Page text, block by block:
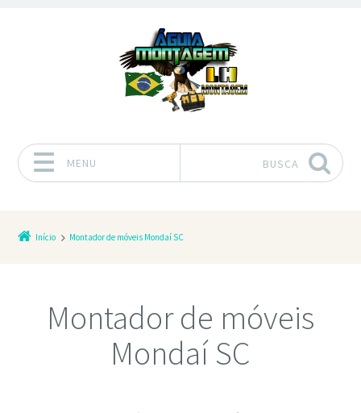
MENU BUSCA
Início Montador de móveis Mondaí SC
Montador de móveis
Mondaí SC